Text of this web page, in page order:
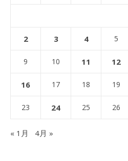
2 3 4 5
9 10 11 12
16 17 18 19
23 24 25 26
« 1月 4月 »